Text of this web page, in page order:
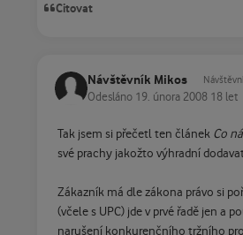
Citovat
Návštěvník Mikos
Odesláno 19. února 2008 18 let
Tak jsem si přečetl ten článek Co
své prachy jakožto výhradní
Zákazník má dle zákona právo si
(včele s UPC) jde v prvé řadě jen
narušení konkurenčního tržního